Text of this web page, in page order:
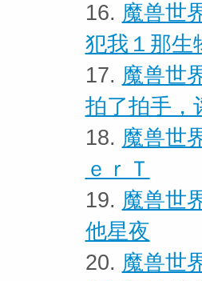
16. 魔兽世
犯我１那生
17. 魔兽世
拍了拍手，
18. 魔兽世
ｅｒＴ
19. 魔兽世
他星夜
20. 魔兽世